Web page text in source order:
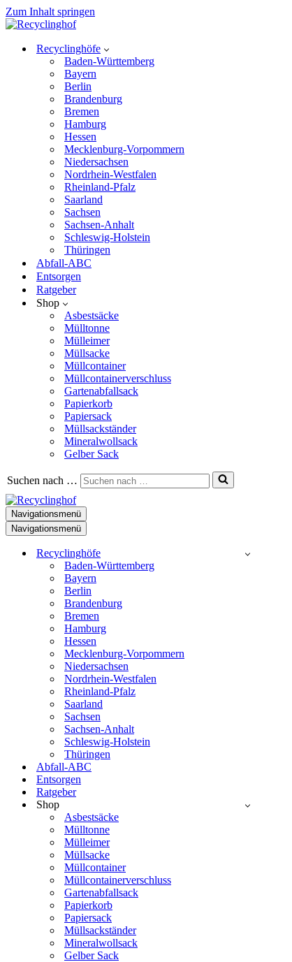
Zum Inhalt springen
Recyclinghöfe
Baden-Württemberg
Bayern
Berlin
Brandenburg
Bremen
Hamburg
Hessen
Mecklenburg-Vorpommern
Niedersachsen
Nordrhein-Westfalen
Rheinland-Pfalz
Saarland
Sachsen
Sachsen-Anhalt
Schleswig-Holstein
Thüringen
Abfall-ABC
Entsorgen
Ratgeber
Shop
Asbestsäcke
Mülltonne
Mülleimer
Müllsacke
Müllcontainer
Müllcontainerverschluss
Gartenabfallsack
Papierkorb
Papiersack
Müllsackständer
Mineralwollsack
Gelber Sack
Suchen nach …
Navigationsmenü
Navigationsmenü
Recyclinghöfe
Baden-Württemberg
Bayern
Berlin
Brandenburg
Bremen
Hamburg
Hessen
Mecklenburg-Vorpommern
Niedersachsen
Nordrhein-Westfalen
Rheinland-Pfalz
Saarland
Sachsen
Sachsen-Anhalt
Schleswig-Holstein
Thüringen
Abfall-ABC
Entsorgen
Ratgeber
Shop
Asbestsäcke
Mülltonne
Mülleimer
Müllsacke
Müllcontainer
Müllcontainerverschluss
Gartenabfallsack
Papierkorb
Papiersack
Müllsackständer
Mineralwollsack
Gelber Sack